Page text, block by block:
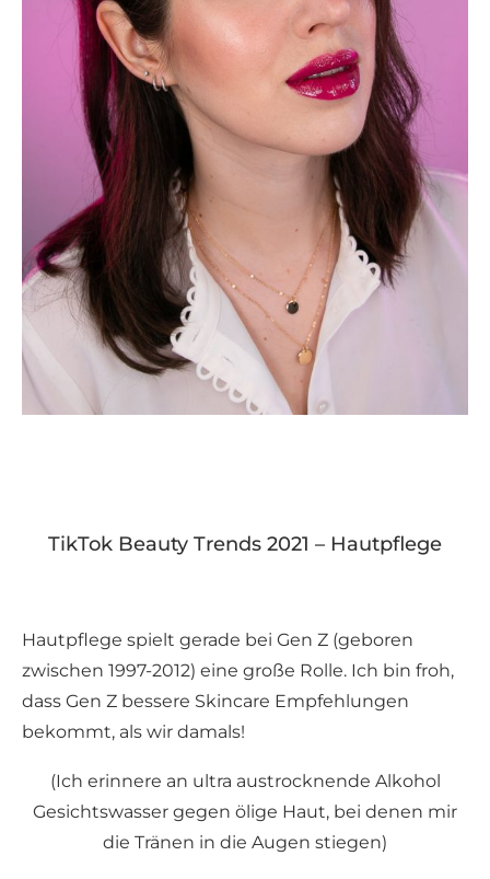
TikTok Beauty Trends 2021 – Hautpflege
Hautpflege spielt gerade bei Gen Z (geboren
zwischen 1997-2012) eine große Rolle. Ich bin froh,
dass Gen Z bessere Skincare Empfehlungen
bekommt, als wir damals!
(Ich erinnere an ultra austrocknende Alkohol
Gesichtswasser gegen ölige Haut, bei denen mir
die Tränen in die Augen stiegen)